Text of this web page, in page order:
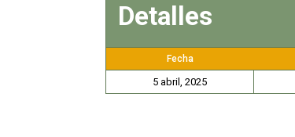
Detalles
Fecha
5 abril, 2025